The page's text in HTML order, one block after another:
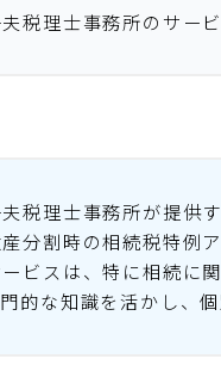
税理士事務所のサー
税理士事務所が提供
分割時の相続税特例
ービスは、特に相続に
的な知識を活かし、